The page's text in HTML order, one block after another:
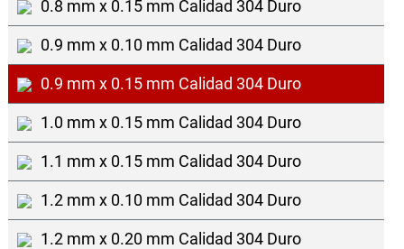
0.8 mm x 0.15 mm Calidad 304 Duro
0.9 mm x 0.10 mm Calidad 304 Duro
0.9 mm x 0.15 mm Calidad 304 Duro
1.0 mm x 0.15 mm Calidad 304 Duro
1.1 mm x 0.15 mm Calidad 304 Duro
1.2 mm x 0.10 mm Calidad 304 Duro
1.2 mm x 0.20 mm Calidad 304 Duro